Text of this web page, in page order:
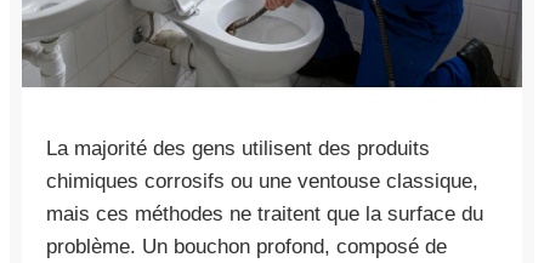
La majorité des gens utilisent des produits
chimiques corrosifs ou une ventouse classique,
mais ces méthodes ne traitent que la surface du
problème. Un bouchon profond, composé de